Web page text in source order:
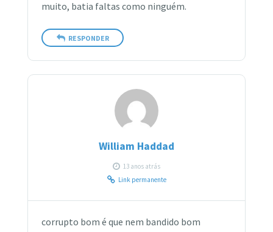
muito, batia faltas como ninguém.
RESPONDER
William Haddad
13 anos atrás
Link permanente
corrupto bom é que nem bandido bom